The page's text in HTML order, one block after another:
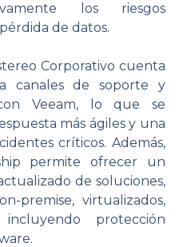
los riesgos
de datos.
Corporativo cuenta
canales de soporte y
Veeam, lo que se
más ágiles y una
críticos. Además,
permite ofrecer un
de soluciones,
premise, virtualizados,
protección